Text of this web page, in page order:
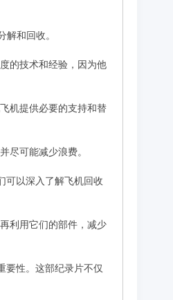
和回收。
的技术和经验，因为他
机提供必要的支持和替
尽可能减少浪费。
可以深入了解飞机回收
利用它们的部件，减少
要性。这部纪录片不仅